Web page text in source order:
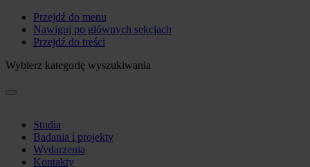
Przejdź do menu
Nawiguj po głównych sekcjach
Przejdź do treści
Wybierz kategorię wyszukiwania
Studia
Badania i projekty
Wydarzenia
Kontakty